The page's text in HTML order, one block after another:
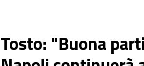
Tosto: "Buona